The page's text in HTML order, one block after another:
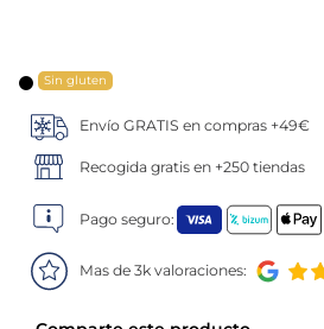
Sin gluten
Envío GRATIS en compras +49€
Recogida gratis en +250 tiendas
Pago seguro:
Mas de 3k valoraciones:
. canelones
8. gambon
9. listísimos